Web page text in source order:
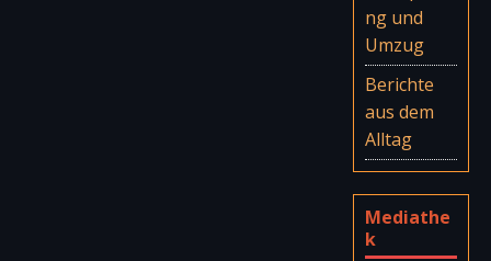
ng und
Umzug
Berichte
aus dem
Alltag
Mediathe
k